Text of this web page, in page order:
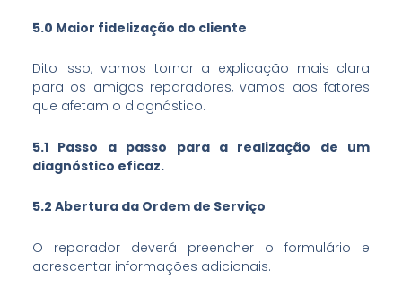
5.0 Maior fidelização do cliente
Dito isso, vamos tornar a explicação mais clara
para os amigos reparadores, vamos aos fatores
que afetam o diagnóstico.
5.1 Passo a passo para a realização de um
diagnóstico eficaz.
5.2 Abertura da Ordem de Serviço
O reparador deverá preencher o formulário e
acrescentar informações adicionais.